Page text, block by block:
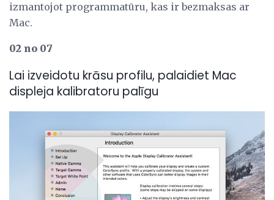
izmantojot programmatūru, kas ir bezmaksas ar
Mac.
02 no 07
Lai izveidotu krāsu profilu, palaidiet Mac
displeja kalibratoru palīgu